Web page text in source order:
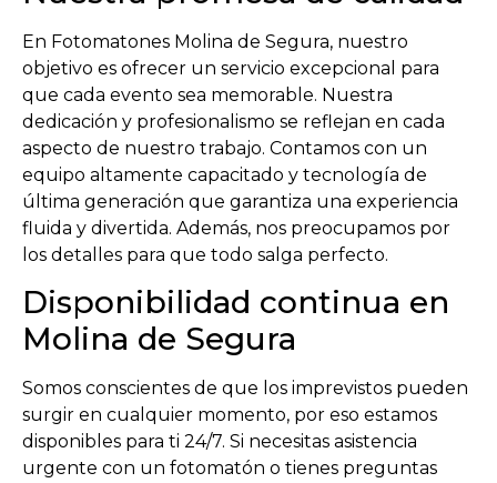
En Fotomatones Molina de Segura, nuestro
objetivo es ofrecer un servicio excepcional para
que cada evento sea memorable. Nuestra
dedicación y profesionalismo se reflejan en cada
aspecto de nuestro trabajo. Contamos con un
equipo altamente capacitado y tecnología de
última generación que garantiza una experiencia
fluida y divertida. Además, nos preocupamos por
los detalles para que todo salga perfecto.
Disponibilidad continua en
Molina de Segura
Somos conscientes de que los imprevistos pueden
surgir en cualquier momento, por eso estamos
disponibles para ti 24/7. Si necesitas asistencia
urgente con un fotomatón o tienes preguntas